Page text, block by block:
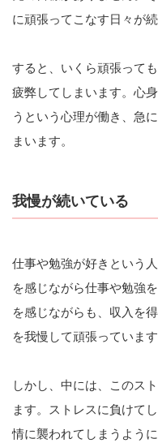
に頑張ってこなす日々が続
すると、いくら頑張って
疲弊してしまいます。心
うという心理が働き、急
まいます。
我慢が続いている
仕事や勉強が好きという
を感じながら仕事や勉強
を感じながらも、収入を
を我慢して頑張っています
しかし、中には、このス
ます。ストレスに負けて
情に襲われてしまうように